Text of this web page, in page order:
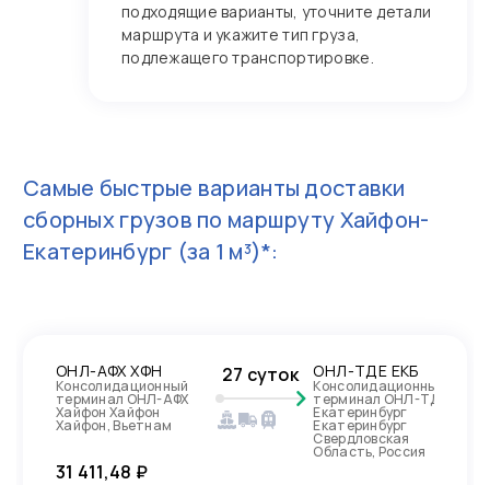
подходящие варианты, уточните детали
маршрута и укажите тип груза,
подлежащего транспортировке.
Самые быстрые варианты доставки
сборных грузов по маршрутуХайфон-
Екатеринбург (за 1 м³)*:
ОНЛ-АФХ ХФН
Консолидационный
терминал ОНЛ-АФХ
Хайфон Хайфон
Хайфон, Вьетнам
27 суток ОНЛ-ТДЕ ЕКБ
Консолидационный
терминал ОНЛ-ТДЕ
Екатеринбург
Екатеринбург
Свердловская
Область, Россия
31 411,48 ₽